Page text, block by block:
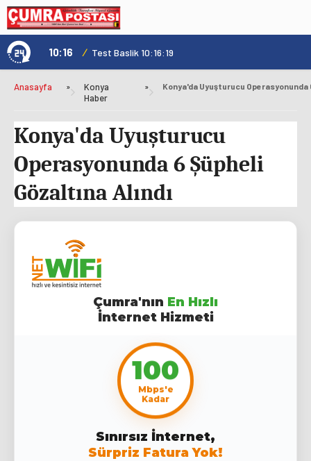
10:16 / Test Baslik 10:16:19
Anasayfa »
Konya
Haber
»
Konya'da Uyuşturucu
Operasyonunda 6 Şüpheli
Gözaltına Alındı
Çumra'nın En Hızlı
İnternet Hizmeti
100
Mbps'e
Kadar
Sınırsız İnternet,
Sürpriz Fatura Yok!